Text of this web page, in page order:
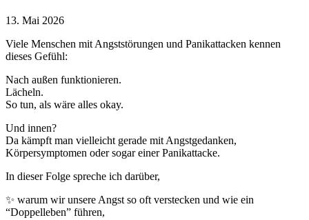
13. Mai 2026
Viele Menschen mit Angststörungen und Panikattacken kennen
dieses Gefühl:
Nach außen funktionieren.
Lächeln.
So tun, als wäre alles okay.
Und innen?
Da kämpft man vielleicht gerade mit Angstgedanken,
Körpersymptomen oder sogar einer Panikattacke.
In dieser Folge spreche ich darüber,
✨ warum wir unsere Angst so oft verstecken und wie ein
“Doppelleben” führen,